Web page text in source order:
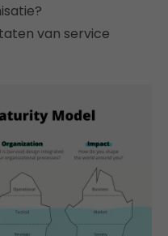
van service